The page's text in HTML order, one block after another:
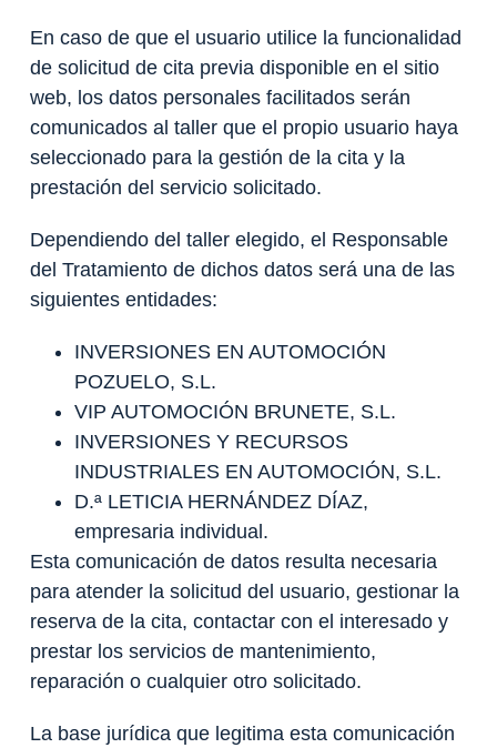
En caso de que el usuario utilice la funcionalidad
de solicitud de cita previa disponible en el sitio
web, los datos personales facilitados serán
comunicados al taller que el propio usuario haya
seleccionado para la gestión de la cita y la
prestación del servicio solicitado.
Dependiendo del taller elegido, el Responsable
del Tratamiento de dichos datos será una de las
siguientes entidades:
INVERSIONES EN AUTOMOCIÓN
POZUELO, S.L.
VIP AUTOMOCIÓN BRUNETE, S.L.
INVERSIONES Y RECURSOS
INDUSTRIALES EN AUTOMOCIÓN, S.L.
D.ª LETICIA HERNÁNDEZ DÍAZ,
empresaria individual.
Esta comunicación de datos resulta necesaria
para atender la solicitud del usuario, gestionar la
reserva de la cita, contactar con el interesado y
prestar los servicios de mantenimiento,
reparación o cualquier otro solicitado.
La base jurídica que legitima esta comunicación